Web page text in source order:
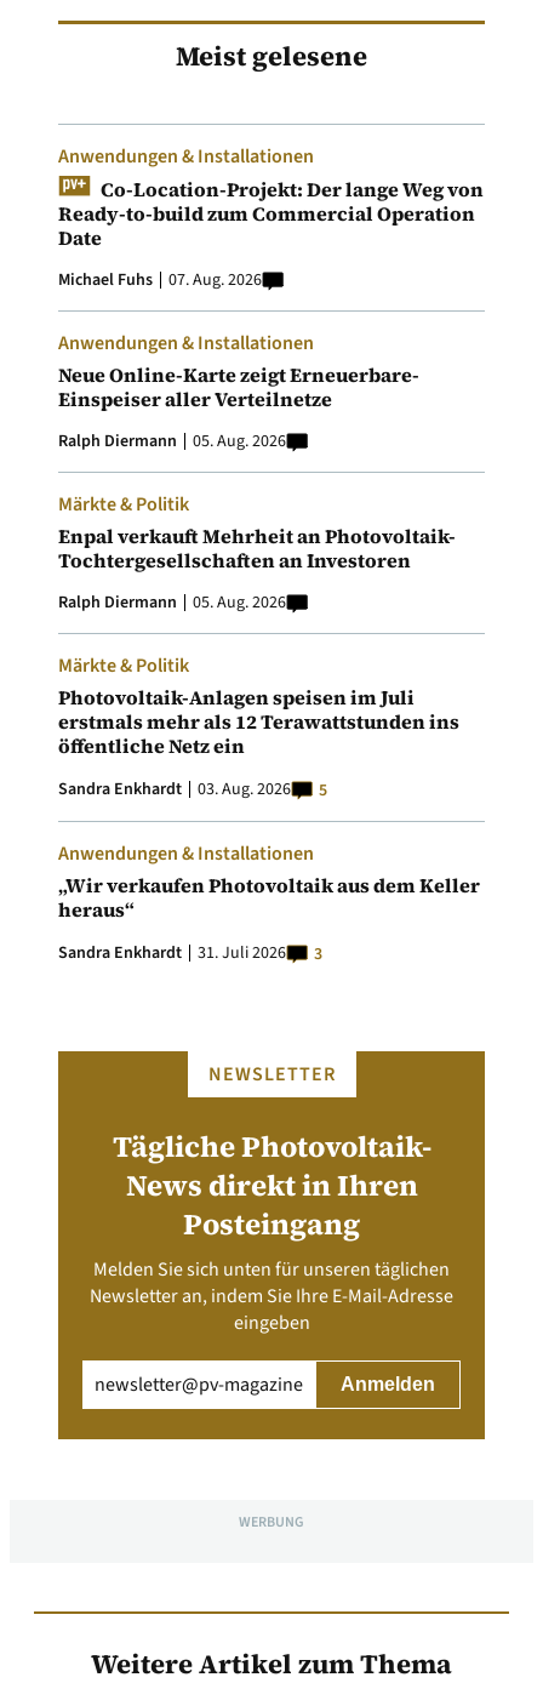
Meist gelesene
Anwendungen & Installationen
Co-Location-Projekt: Der lange Weg von
Ready-to-build zum Commercial Operation
Date
Michael Fuhs 07. Aug. 2026
Anwendungen & Installationen
Neue Online-Karte zeigt Erneuerbare-
Einspeiser aller Verteilnetze
Ralph Diermann 05. Aug. 2026
Märkte & Politik
Enpal verkauft Mehrheit an Photovoltaik-
Tochtergesellschaften an Investoren
Ralph Diermann 05. Aug. 2026
Märkte & Politik
Photovoltaik-Anlagen speisen im Juli
erstmals mehr als 12 Terawattstunden ins
öffentliche Netz ein
Sandra Enkhardt 03. Aug. 2026 5
Anwendungen & Installationen
„Wir verkaufen Photovoltaik aus dem Keller
heraus“
Sandra Enkhardt 31. Juli 2026 3
NEWSLETTER
Tägliche Photovoltaik-
News direkt in Ihren
Posteingang
Melden Sie sich unten für unseren täglichen
Newsletter an, indem Sie Ihre E-Mail-Adresse
eingeben
(erforderlich)
WERBUNG
Weitere Artikel zum Thema